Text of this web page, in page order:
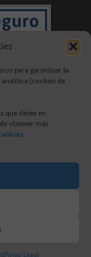
para garantizar la
(cookies de
que desee en
obtener más
Aviso Legal